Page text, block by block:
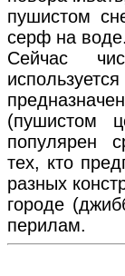
пушистом
серф на воде.
Сейчас
(пушистом
популярен
тех, кто
разных
городе
перилам.